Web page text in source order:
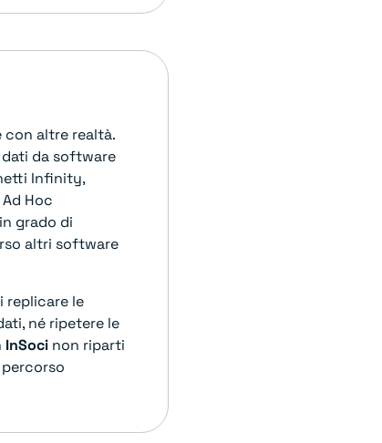
con altre realtà.
da software
Infinity,
Hoc
grado di
altri software
replicare le
né ripetere le
InSoci non riparti